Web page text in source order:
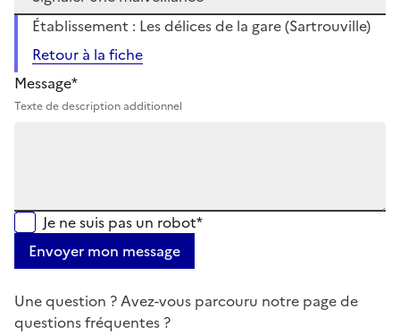
Établissement : Les délices de la gare (Sartrouville)
Retour à la fiche
Message*
Texte de description additionnel
Je ne suis pas un robot*
Envoyer mon message
Une question ? Avez-vous parcouru notre page de
questions fréquentes ?